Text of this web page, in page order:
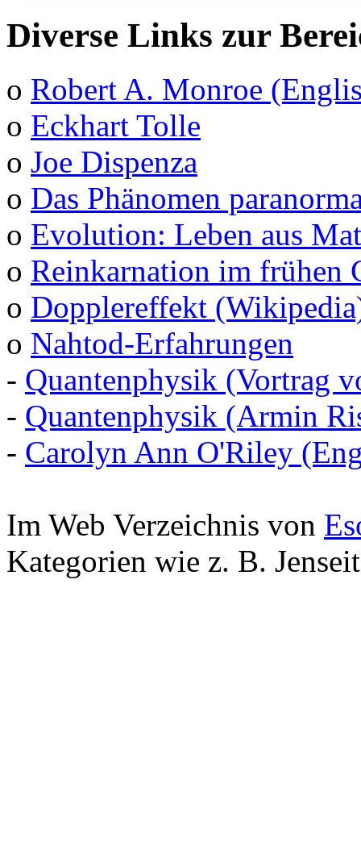
Diverse Links zur
o Robert A. Monroe
o Eckhart Tolle
o Joe Dispenza
o Das Phänomen
o Evolution: Leben aus
o Reinkarnation im frühen
o Dopplereffekt
o Nahtod-Erfahrungen
- Quantenphysik (Vortrag
- Quantenphysik (Armin
- Carolyn Ann O'Riley
Im Web Verzeichnis von
Kategorien wie z. B.